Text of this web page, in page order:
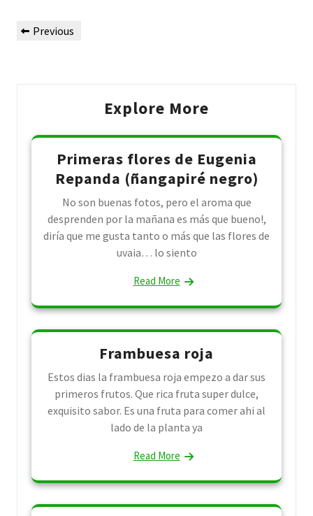
navigation
Previous
Previous
Explore More
Primeras flores de Eugenia
Repanda (ñangapiré negro)
No son buenas fotos, pero el aroma que
desprenden por la mañana es más que bueno!,
diría que me gusta tanto o más que las flores de
uvaia… lo siento
Read More
Frambuesa roja
Estos dias la frambuesa roja empezo a dar sus
primeros frutos. Que rica fruta super dulce,
exquisito sabor. Es una fruta para comer ahi al
lado de la planta ya
Read More